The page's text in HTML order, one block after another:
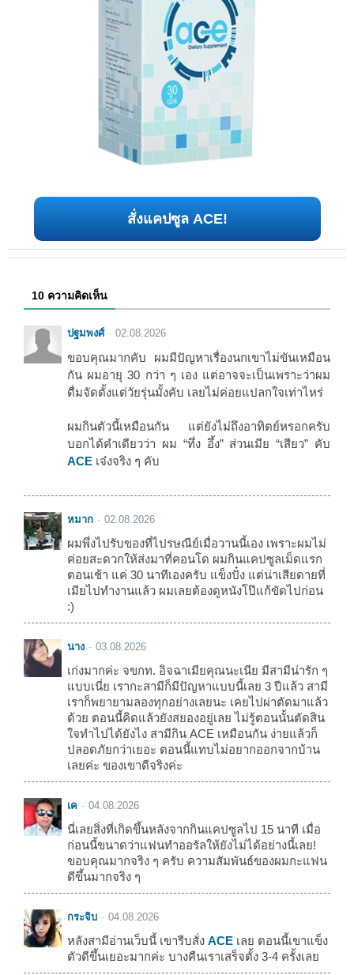
สั่งแคปซูล ACE!
10 ความคิดเห็น
ปฐมพงศ์ 02.08.2026
ขอบคุณมากคับ ผมมีปัญหาเรื่องนกเขาไม่ขันเหมือน
กัน ผมอายุ 30 กว่า ๆ เอง แต่อาจจะเป็นเพราะว่าผม
ดื่มจัดตั้งแต่วัยรุ่นมั้งคับ เลยไม่ค่อยแปลกใจเท่าไหร่
ผมกินตัวนี้เหมือนกัน แต่ยังไม่ถึงอาทิตย์หรอกครับ
บอกได้คำเดียวว่า ผม “ทึ่ง อึ้ง” ส่วนเมีย “เสียว” คับ
ACE เจ๋งจริง ๆ คับ
หมาก 02.08.2026
ผมพึ่งไปรับของที่ไปรษณีย์เมื่อวานนี้เอง เพราะผมไม่
ค่อยสะดวกให้ส่งมาที่คอนโด ผมกินแคปซูลเม็ดแรก
ตอนเช้า แค่ 30 นาทีเองครับ แข็งปั๋ง แต่น่าเสียดายที่
เมียไปทำงานแล้ว ผมเลยต้องดูหนังโป๊แก้ขัดไปก่อน
:)
นาง 03.08.2026
เก่งมากค่ะ จขกท. อิจฉาเมียคุณนะเนีย มีสามีน่ารัก ๆ
แบบเนี่ย เรากะสามีก็มีปัญหาแบบนี้เลย 3 ปีแล้ว สามี
เราก็พยายามลองทุกอย่างเลยนะ เคยไปผ่าตัดมาแล้ว
ด้วย ตอนนี้คิดแล้วยังสยองอยู่เลย ไม่รู้ตอนนั้นตัดสิน
ใจทำไปได้ยังไง สามีกิน ACE เหมือนกัน ง่ายแล้วก็
ปลอดภัยกว่าเยอะ ตอนนี้แทบไม่อยากออกจากบ้าน
เลยค่ะ ของเขาดีจริงค่ะ
เค 04.08.2026
นี่เลยสิ่งที่เกิดขึ้นหลังจากกินแคปซูลไป 15 นาที เมื่อ
ก่อนนี้ขนาดว่าแฟนทำออรัลให้ยังไม่ได้อย่างนี้เลย!
ขอบคุณมากจริง ๆ ครับ ความสัมพันธ์ของผมกะแฟน
ดีขึ้นมากจริง ๆ
กระจิบ 04.08.2026
หลังสามีอ่านเว็บนี้ เขารีบสั่ง ACE เลย ตอนนี้เขาแข็ง
ตัวดีขึ้นเยอะมากค่ะ บางคืนเราเสร็จตั้ง 3-4 ครั้งเลย